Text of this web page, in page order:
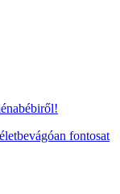
fontosat